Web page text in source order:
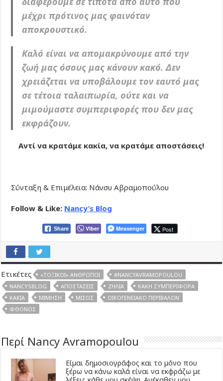
μέχρι πρότινος μας φαινόταν
αποκρουστικό.
Καλό είναι να απομακρύνουμε από την
ζωή μας όσους μας κάνουν κακό. Δεν
χρειάζεται να υποβάλουμε τον εαυτό μας
σε τέτοια ταλαιπωρία, ούτε και να
μιμούμαστε συμπεριφορές που δεν μας
εκφράζουν.
Αντί να κρατάμε κακία, να κρατάμε αποστάσεις!
Σύνταξη & Επιμέλεια: Νάνσυ Αβραμοπούλου
Follow & Like: Nancy’s Blog
Share Viber Messenger Post
Ετικέτες «ΤΟΞΙΚΟΊ» ΆΝΘΡΩΠΟΙ
#NANCYAVRAMOPOULOU
NANCYSBLOG
ΑΠΟΣΤΆΣΕΙΣ ΖΉΛΙΑ
ΚΑΚΉ ΣΥΜΠΕΡΙΦΟΡΆ
ΚΑΚΊΑ
ΜΊΜΗΣΗ ΜΊΣΟΣ
ΟΙΚΟΓΕΝΕΙΑΚΌ ΠΕΡΙΒΆΛΟΝ
ΦΘΌΝΟΣ
Περί Nancy Avramopoulou
Είμαι δημοσιογράφος και το μόνο που
ξέρω να κάνω καλά είναι να εκφράζω με